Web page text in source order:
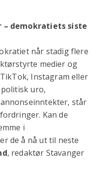
– demokratiets siste
når stadig flere
medier og
Instagram eller
uro,
står
Kan de
i
de å nå ut til neste
, redaktør Stavanger